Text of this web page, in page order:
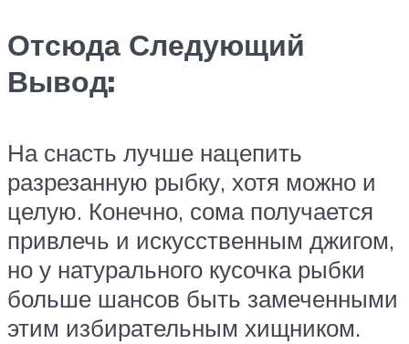
Отсюда Следующий
Вывод:
На снасть лучше нацепить
разрезанную рыбку, хотя можно и
целую. Конечно, сома получается
привлечь и искусственным джигом,
но у натурального кусочка рыбки
больше шансов быть замеченными
этим избирательным хищником.